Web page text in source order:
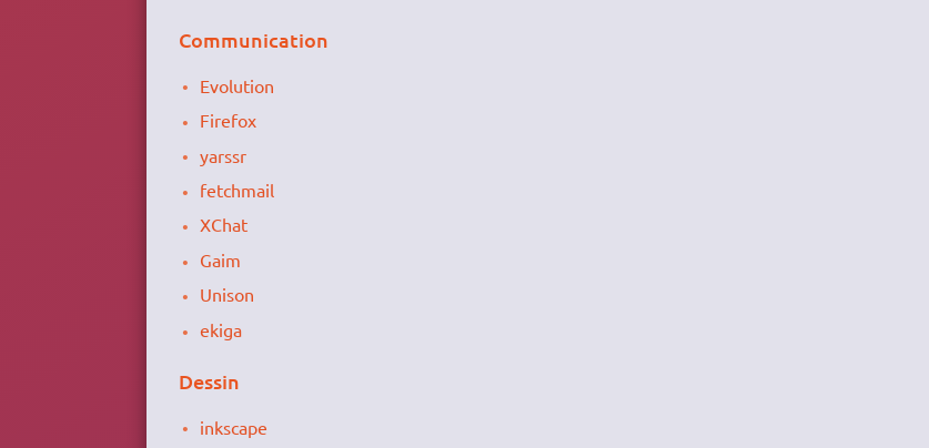
Communication
Evolution
Firefox
yarssr
fetchmail
XChat
Gaim
Unison
ekiga
Dessin
inkscape